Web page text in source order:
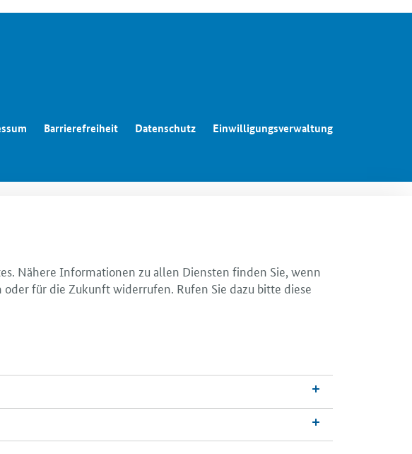
Barrierefreiheit Datenschutz Einwilligungsverwaltung
Nähere Informationen zu allen Diensten finden Sie, wenn
für die Zukunft widerrufen. Rufen Sie dazu bitte diese